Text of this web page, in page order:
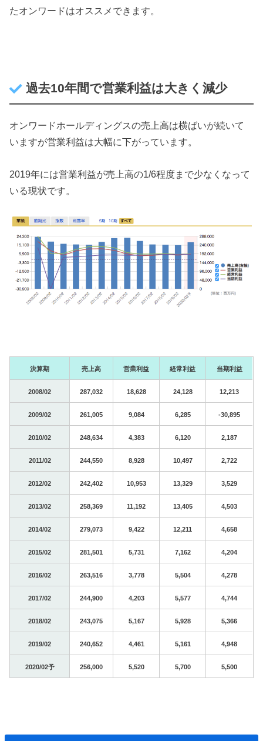
たオンワードはオススメできます。
過去10年間で営業利益は大きく減少
オンワードホールディングスの売上高は横ばいが続いて
いますが営業利益は大幅に下がっています。
2019年には営業利益が売上高の1/6程度まで少なくなって
いる現状です。
決算期 売上高 営業利益 経常利益 当期利益
2008/02 287,032 18,628 24,128 12,213
2009/02 261,005 9,084 6,285 -30,895
2010/02 248,634 4,383 6,120 2,187
2011/02 244,550 8,928 10,497 2,722
2012/02 242,402 10,953 13,329 3,529
2013/02 258,369 11,192 13,405 4,503
2014/02 279,073 9,422 12,211 4,658
2015/02 281,501 5,731 7,162 4,204
2016/02 263,516 3,778 5,504 4,278
2017/02 244,900 4,203 5,577 4,744
2018/02 243,075 5,167 5,928 5,366
2019/02 240,652 4,461 5,161 4,948
2020/02予 256,000 5,520 5,700 5,500